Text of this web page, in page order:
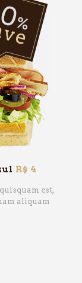
R$ 4
est,
aliquam